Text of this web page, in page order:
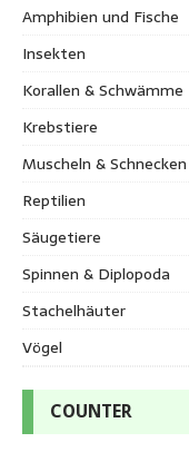
Amphibien und Fische
Insekten
Korallen & Schwämme
Krebstiere
Muscheln & Schnecken
Reptilien
Säugetiere
Spinnen & Diplopoda
Stachelhäuter
Vögel
COUNTER